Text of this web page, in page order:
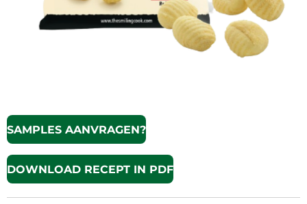
SAMPLES AANVRAGEN?
DOWNLOAD RECEPT IN PDF